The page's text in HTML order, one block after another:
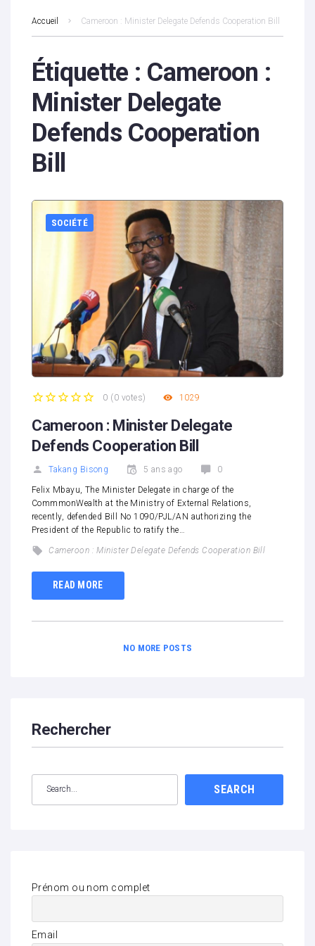
Accueil Cameroon : Minister Delegate Defends Cooperation Bill
Étiquette : Cameroon :
Minister Delegate
Defends Cooperation
Bill
SOCIÉTÉ
0 (0 votes) 1029
Cameroon : Minister Delegate
Defends Cooperation Bill
Takang Bisong 5 ans ago 0
Felix Mbayu, The Minister Delegate in charge of the
CommmonWealth at the Ministry of External Relations,
recently, defended Bill No 1090/PJL/AN authorizing the
President of the Republic to ratify the…
Cameroon : Minister Delegate Defends Cooperation Bill
READ MORE
NO MORE POSTS
Rechercher
SEARCH
Prénom ou nom complet
Email